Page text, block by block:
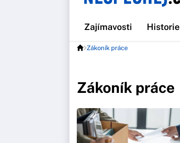
Zajímavosti Historie
Zákoník práce
Zákoník práce